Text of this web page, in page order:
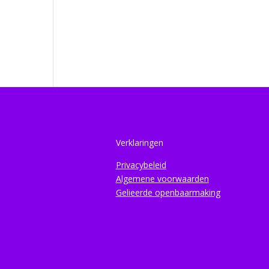
Verklaringen
Privacybeleid
Algemene voorwaarden
Gelieerde openbaarmaking